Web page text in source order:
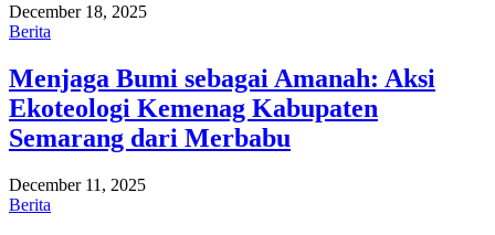
December 18, 2025
Berita
Menjaga Bumi sebagai Amanah: Aksi
Ekoteologi Kemenag Kabupaten
Semarang dari Merbabu
December 11, 2025
Berita